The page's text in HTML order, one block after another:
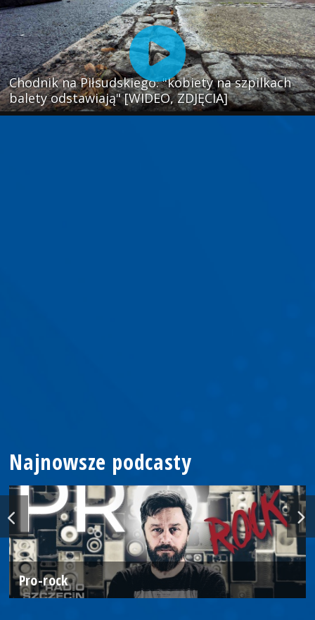
Chodnik na Piłsudskiego: "kobiety na szpilkach
balety odstawiają" [WIDEO, ZDJĘCIA]
Najnowsze podcasty
Pro-rock